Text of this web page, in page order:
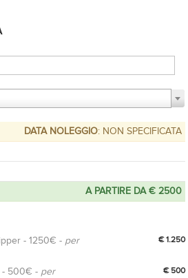
DATA NOLEGGIO: NON SPECIFICATA
A PARTIRE DA € 2500
- 1250€ - per
€ 1.250
- 500€ - per
€ 500